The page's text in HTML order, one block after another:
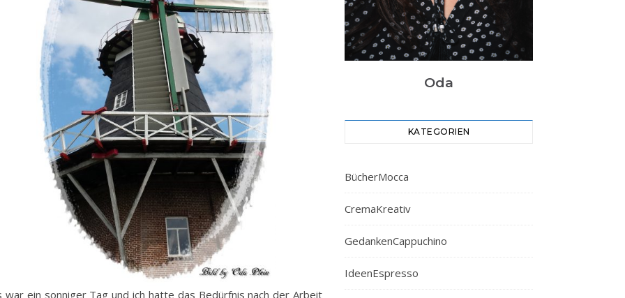
war ein sonniger Tag und ich hatte das Bedürfnis nach der Arbeit
Oda
KATEGORIEN
BücherMocca
CremaKreativ
GedankenCappuchino
IdeenEspresso